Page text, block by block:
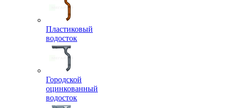
Пластиковый
водосток
Городской
оцинкованный
водосток